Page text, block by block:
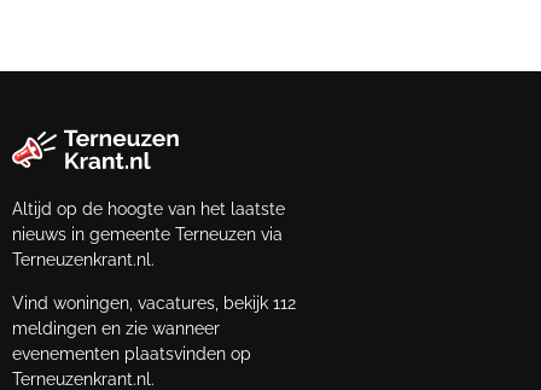
Altijd op de hoogte van het laatste
nieuws in gemeente Terneuzen via
Terneuzenkrant.nl.
Vind woningen, vacatures, bekijk 112
meldingen en zie wanneer
evenementen plaatsvinden op
Terneuzenkrant.nl.